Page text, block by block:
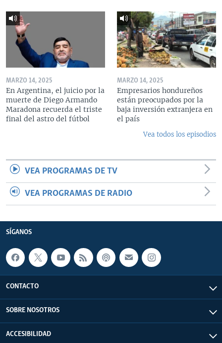
MARZO 14, 2025
En Argentina, el juicio por la
muerte de Diego Armando
Maradona recuerda el triste
final del astro del fútbol
MARZO 14, 2025
Empresarios hondureños
están preocupados por la
baja inversión extranjera en
el país
Vea todos los episodios
VEA PROGRAMAS DE TV
VEA PROGRAMAS DE RADIO
SÍGANOS
CONTACTO
SOBRE NOSOTROS
ACCESIBILIDAD